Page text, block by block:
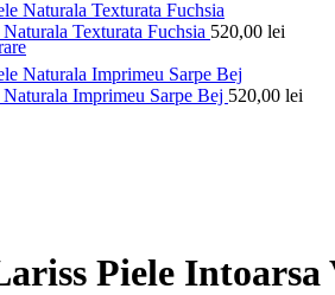
Texturata Fuchsia 520,00 lei
Imprimeu Sarpe Bej 520,00 lei
Piele Intoarsa